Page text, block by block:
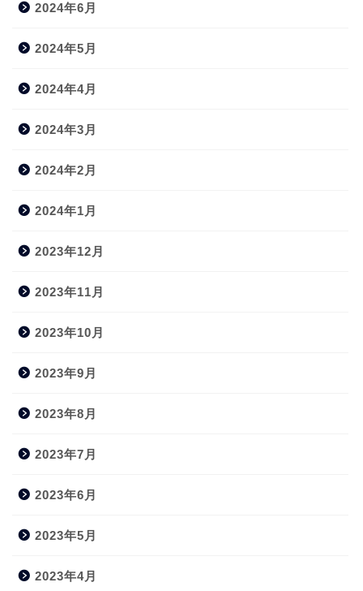
2024年6月
2024年5月
2024年4月
2024年3月
2024年2月
2024年1月
2023年12月
2023年11月
2023年10月
2023年9月
2023年8月
2023年7月
2023年6月
2023年5月
2023年4月